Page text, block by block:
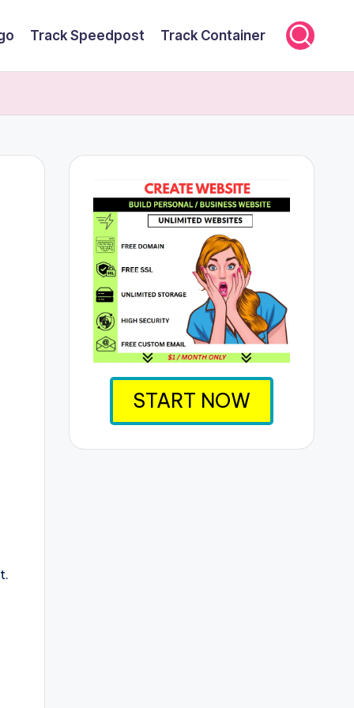
Track Speedpost Track Container
START NOW